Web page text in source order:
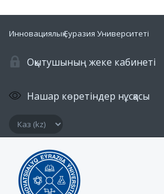
Инновациялық Еуразия Университеті
Оқытушының жеке кабинеті
Нашар көретіндер нұсқасы